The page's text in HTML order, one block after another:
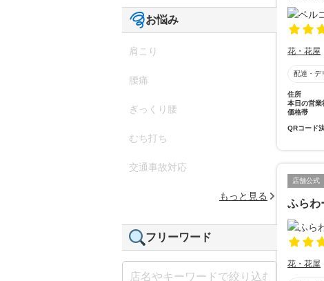
花・花屋
配達・デ
住所
本日の営業
価格帯
QRコード
店舗公式
ふらわ
花・花屋
お悩み
肩こり
腰痛
ぎっくり腰
むち打ち
交通事故対応
もっと見る
フリーワード